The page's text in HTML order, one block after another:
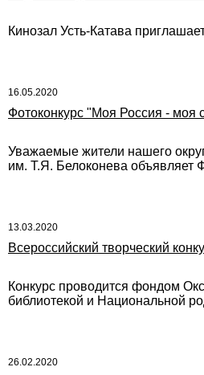
Кинозал Усть-Катава
16.05.2020
Фотоконкурс "Моя Россия - моя
Уважаемые жители нашего
им. Т.Я. Белоконева
13.03.2020
Всероссийский творческий
Конкурс проводится фондом
библиотекой и Национальной
26.02.2020